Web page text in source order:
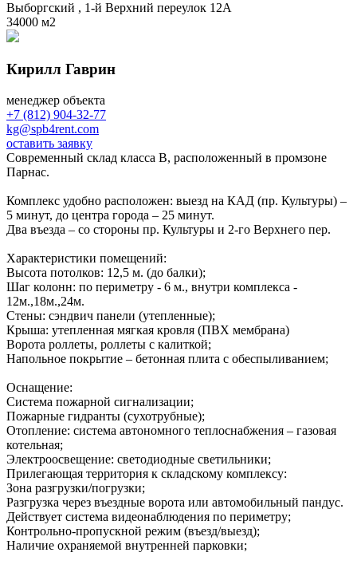
Выборгский , 1-й Верхний переулок 12А
34000 м2
Кирилл Гаврин
менеджер объекта
+7 (812) 904-32-77
kg@spb4rent.com
оставить заявку
Современный склад класса B, расположенный в промзоне
Парнас.
Комплекс удобно расположен: выезд на КАД (пр. Культуры) –
5 минут, до центра города – 25 минут.
Два въезда – со стороны пр. Культуры и 2-го Верхнего пер.
Характеристики помещений:
Высота потолков: 12,5 м. (до балки);
Шаг колонн: по периметру - 6 м., внутри комплекса -
12м.,18м.,24м.
Стены: сэндвич панели (утепленные);
Крыша: утепленная мягкая кровля (ПВХ мембрана)
Ворота роллеты, роллеты с калиткой;
Напольное покрытие – бетонная плита с обеспыливанием;
Оснащение:
Система пожарной сигнализации;
Пожарные гидранты (сухотрубные);
Отопление: система автономного теплоснабжения – газовая
котельная;
Электроосвещение: светодиодные светильники;
Прилегающая территория к складскому комплексу:
Зона разгрузки/погрузки;
Разгрузка через въездные ворота или автомобильный пандус.
Действует система видеонаблюдения по периметру;
Контрольно-пропускной режим (въезд/выезд);
Наличие охраняемой внутренней парковки;